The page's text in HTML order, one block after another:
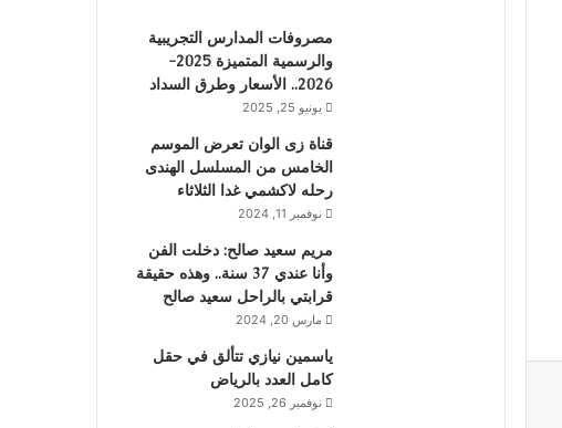
مصروفات المدارس التجريبية
والرسمية المتميزة 2025-
2026.. الأسعار وطرق السداد
يونيو 25, 2025
قناة زى الوان تعرض الموسم
الخامس من المسلسل الهندى
رحله لاكشمي غدا الثلاثاء
نوفمبر 11, 2024
مريم سعيد صالح: دخلت الفن
وأنا عندي 37 سنة.. وهذه حقيقة
قرابتي بالراحل سعيد صالح
مارس 20, 2024
ياسمين نيازي تتألق في حقل
كامل العدد بالرياض
نوفمبر 26, 2025